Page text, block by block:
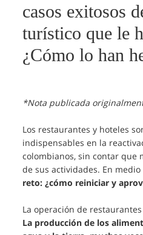
casos exitosos
turístico que le
¿Cómo lo han
*Nota publicada
Los restaurantes y hoteles
indispensables en la
colombianos, sin contar que
de sus actividades. En
reto: ¿cómo reiniciar y
La operación de
La producción de los